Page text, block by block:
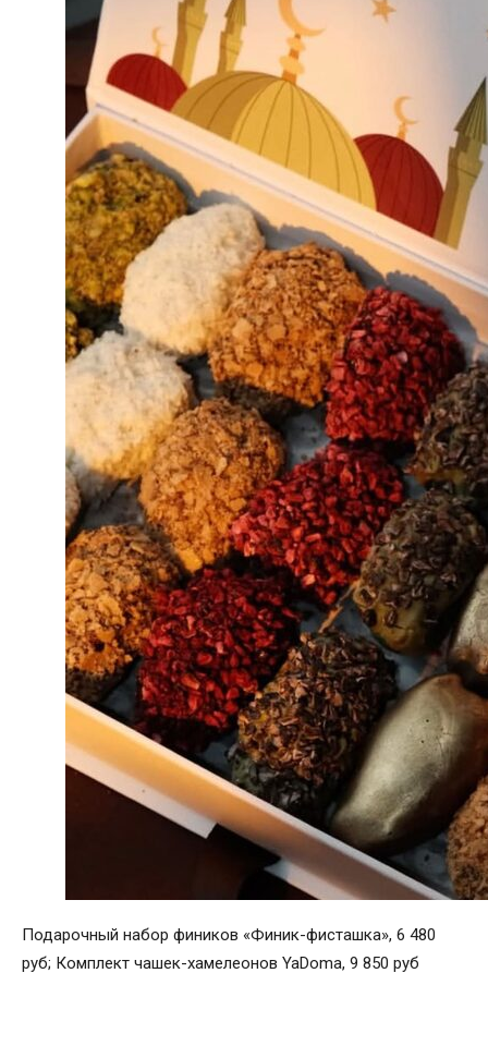
Подарочный набор фиников «Финик-фисташка», 6 480
руб; Комплект чашек-хамелеонов YaDoma, 9 850 руб